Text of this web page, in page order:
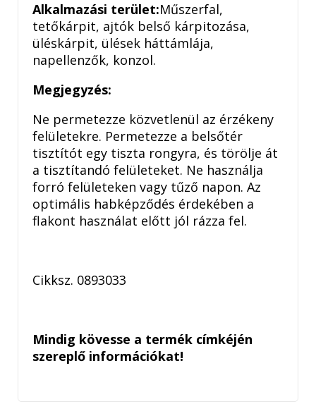
Alkalmazási terület:Műszerfal,
tetőkárpit, ajtók belső kárpitozása,
üléskárpit, ülések háttámlája,
napellenzők, konzol.
Megjegyzés:
Ne permetezze közvetlenül az érzékeny
felületekre. Permetezze a belsőtér
tisztítót egy tiszta rongyra, és törölje át
a tisztítandó felületeket. Ne használja
forró felületeken vagy tűző napon. Az
optimális habképződés érdekében a
flakont használat előtt jól rázza fel.
Cikksz. 0893033
Mindig kövesse a termék címkéjén
szereplő információkat!